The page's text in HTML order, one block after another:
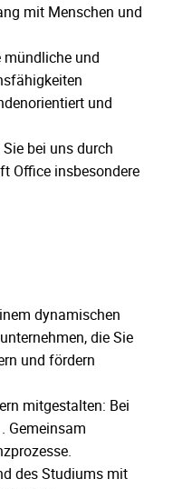
mit Menschen und
mündliche und
und
bei uns durch
Office insbesondere
dynamischen
die Sie
und fördern
mitgestalten: Bei
Gemeinsam
des Studiums mit